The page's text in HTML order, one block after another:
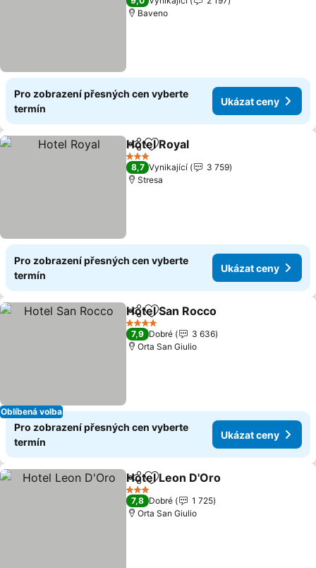
Baveno
Pro zobrazení přesných cen vyberte
termín
Ukázat ceny
SdíletPřidat na seznam oblíbených
Hotel Royal
3 Počet hvězdiček
8,7 Vynikající
3 759
Stresa
Pro zobrazení přesných cen vyberte
termín
Ukázat ceny
Oblíbená volba
SdíletPřidat na seznam oblíbených
Hotel San Rocco
4 Počet hvězdiček
7,9 Dobré
3 636
Orta San Giulio
Pro zobrazení přesných cen vyberte
termín
Ukázat ceny
SdíletPřidat na seznam oblíbených
Hotel Leon D'Oro
3 Počet hvězdiček
7,8 Dobré
1 725
Orta San Giulio